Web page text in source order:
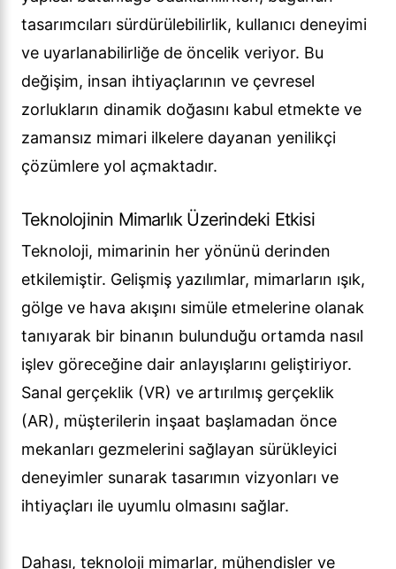
tasarımcıları sürdürülebilirlik, kullanıcı deneyimi
ve uyarlanabilirliğe de öncelik veriyor. Bu
değişim, insan ihtiyaçlarının ve çevresel
zorlukların dinamik doğasını kabul etmekte ve
zamansız mimari ilkelere dayanan yenilikçi
çözümlere yol açmaktadır.
Teknolojinin Mimarlık Üzerindeki Etkisi
Teknoloji, mimarinin her yönünü derinden
etkilemiştir. Gelişmiş yazılımlar, mimarların ışık,
gölge ve hava akışını simüle etmelerine olanak
tanıyarak bir binanın bulunduğu ortamda nasıl
işlev göreceğine dair anlayışlarını geliştiriyor.
Sanal gerçeklik (VR) ve artırılmış gerçeklik
(AR), müşterilerin inşaat başlamadan önce
mekanları gezmelerini sağlayan sürükleyici
deneyimler sunarak tasarımın vizyonları ve
ihtiyaçları ile uyumlu olmasını sağlar.
Dahası, teknoloji mimarlar, mühendisler ve